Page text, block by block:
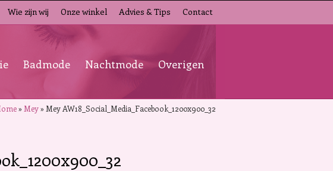
Wie zijn wij Onze winkel Advies & Tips Contact
Badmode Nachtmode Overigen
» Mey» Mey AW18_Social_Media_Facebook_1200x900_32